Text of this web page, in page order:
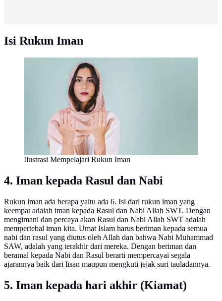
Isi Rukun Iman
Ilustrasi Mempelajari Rukun Iman
4. Iman kepada Rasul dan Nabi
Rukun iman ada berapa yaitu ada 6. Isi dari rukun iman yang
keempat adalah iman kepada Rasul dan Nabi Allah SWT. Dengan
mengimani dan percaya akan Rasul dan Nabi Allah SWT adalah
mempertebal iman kita. Umat Islam harus beriman kepada semua
nabi dan rasul yang diutus oleh Allah dan bahwa Nabi Muhammad
SAW, adalah yang terakhir dari mereka. Dengan beriman dan
beramal kepada Nabi dan Rasul berarti mempercayai segala
ajarannya baik dari lisan maupun mengkuti jejak suri tauladannya.
5. Iman kepada hari akhir (Kiamat)